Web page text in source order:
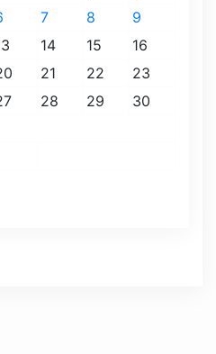
7 8
9
14 15
16
21 22
23
28 29
30